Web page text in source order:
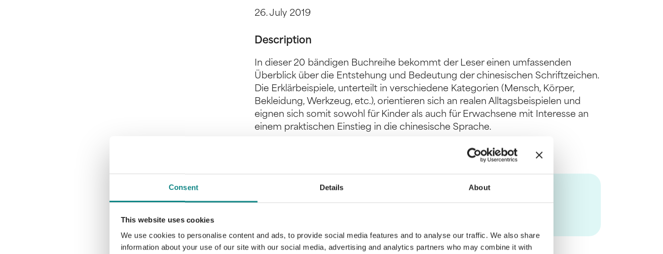
Consent Details About
This website uses cookies
We use cookies to personalise content and ads, to provide social media features and to analyse our traffic. We also share
information about your use of our site with our social media, advertising and analytics partners who may combine it with
26. July 2019
Description
In dieser 20 bändigen Buchreihe bekommt der Leser einen umfassenden
Überblick über die Entstehung und Bedeutung der chinesischen Schriftzeichen.
Die Erklärbeispiele, unterteilt in verschiedene Kategorien (Mensch, Körper,
Bekleidung, Werkzeug, etc.), orientieren sich an realen Alltagsbeispielen und
eignen sich somit sowohl für Kinder als auch für Erwachsene mit Interesse an
einem praktischen Einstieg in die chinesische Sprache.